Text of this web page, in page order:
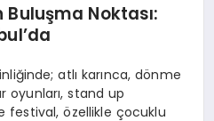
Buluşma Noktası:
atlı karınca, dönme
oyunları, stand up
festival, özellikle çocuklu